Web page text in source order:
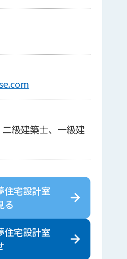
級建築士、一級建
宅設計室
る
宅設計室